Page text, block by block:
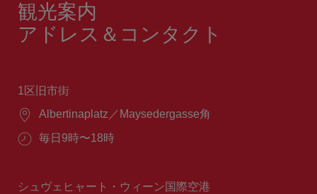
観光案内
アドレス＆コンタクト
1区旧市街
場
Albertinaplatz／Maysedergasse角
営
間：
毎日9時〜18時
シュヴェヒャート・ウィーン国際空港